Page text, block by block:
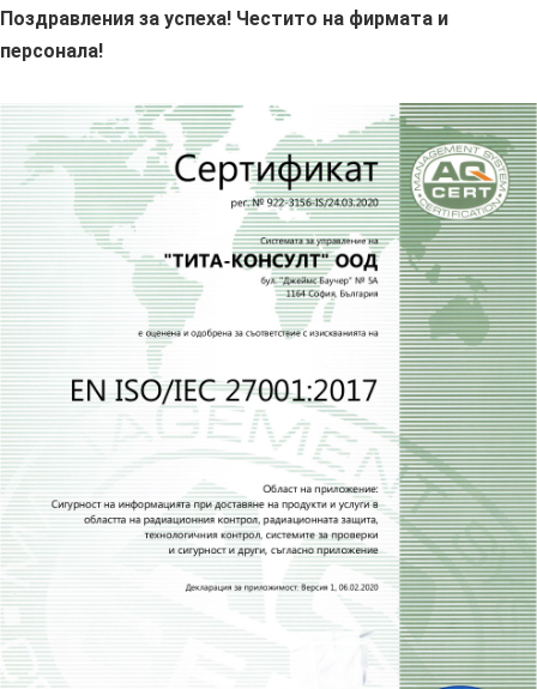
Поздравления за успеха! Честито на фирмата и
персонала!